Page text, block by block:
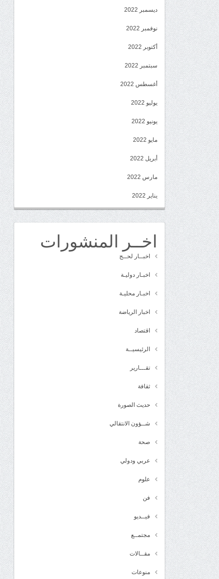
ديسمبر 2022
نوفمبر 2022
أكتوبر 2022
سبتمبر 2022
أغسطس 2022
يوليو 2022
يونيو 2022
مايو 2022
أبريل 2022
مارس 2022
يناير 2022
اخــر المنشورات
اخبــار لحــج
اخبـار دوليـة
اخبـار محليـة
اخبار الرياضة
اقتصاد
الرئيسيــة
تقـــارير
ثقافة
حديث الصورة
شــؤون الانتقالي
صحة
عربي ودولي
علوم
فن
فيــديو
مجتمــع
مقــالات
منوعات